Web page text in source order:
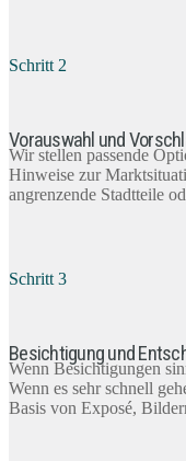
Schritt 2
Vorauswahl und
Wir stellen passende
Hinweise zur
angrenzende Stadtteile
Schritt 3
Besichtigung und
Wenn Besichtigungen
Wenn es sehr schnell
Basis von Exposé,